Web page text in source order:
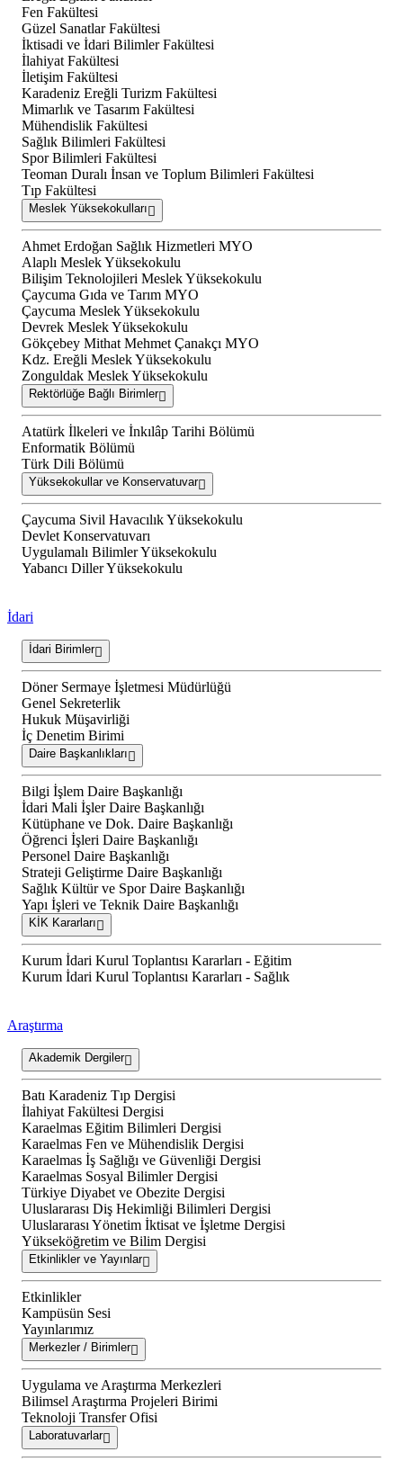
Fen Fakültesi
Güzel Sanatlar Fakültesi
İktisadi ve İdari Bilimler Fakültesi
İlahiyat Fakültesi
İletişim Fakültesi
Karadeniz Ereğli Turizm Fakültesi
Mimarlık ve Tasarım Fakültesi
Mühendislik Fakültesi
Sağlık Bilimleri Fakültesi
Spor Bilimleri Fakültesi
Teoman Duralı İnsan ve Toplum Bilimleri Fakültesi
Tıp Fakültesi
Meslek Yüksekokulları
Ahmet Erdoğan Sağlık Hizmetleri MYO
Alaplı Meslek Yüksekokulu
Bilişim Teknolojileri Meslek Yüksekokulu
Çaycuma Gıda ve Tarım MYO
Çaycuma Meslek Yüksekokulu
Devrek Meslek Yüksekokulu
Gökçebey Mithat Mehmet Çanakçı MYO
Kdz. Ereğli Meslek Yüksekokulu
Zonguldak Meslek Yüksekokulu
Rektörlüğe Bağlı Birimler
Atatürk İlkeleri ve İnkılâp Tarihi Bölümü
Enformatik Bölümü
Türk Dili Bölümü
Yüksekokullar ve Konservatuvar
Çaycuma Sivil Havacılık Yüksekokulu
Devlet Konservatuvarı
Uygulamalı Bilimler Yüksekokulu
Yabancı Diller Yüksekokulu
İdari
İdari Birimler
Döner Sermaye İşletmesi Müdürlüğü
Genel Sekreterlik
Hukuk Müşavirliği
İç Denetim Birimi
Daire Başkanlıkları
Bilgi İşlem Daire Başkanlığı
İdari Mali İşler Daire Başkanlığı
Kütüphane ve Dok. Daire Başkanlığı
Öğrenci İşleri Daire Başkanlığı
Personel Daire Başkanlığı
Strateji Geliştirme Daire Başkanlığı
Sağlık Kültür ve Spor Daire Başkanlığı
Yapı İşleri ve Teknik Daire Başkanlığı
KİK Kararları
Kurum İdari Kurul Toplantısı Kararları - Eğitim
Kurum İdari Kurul Toplantısı Kararları - Sağlık
Araştırma
Akademik Dergiler
Batı Karadeniz Tıp Dergisi
İlahiyat Fakültesi Dergisi
Karaelmas Eğitim Bilimleri Dergisi
Karaelmas Fen ve Mühendislik Dergisi
Karaelmas İş Sağlığı ve Güvenliği Dergisi
Karaelmas Sosyal Bilimler Dergisi
Türkiye Diyabet ve Obezite Dergisi
Uluslararası Diş Hekimliği Bilimleri Dergisi
Uluslararası Yönetim İktisat ve İşletme Dergisi
Yükseköğretim ve Bilim Dergisi
Etkinlikler ve Yayınlar
Etkinlikler
Kampüsün Sesi
Yayınlarımız
Merkezler / Birimler
Uygulama ve Araştırma Merkezleri
Bilimsel Araştırma Projeleri Birimi
Teknoloji Transfer Ofisi
Laboratuvarlar